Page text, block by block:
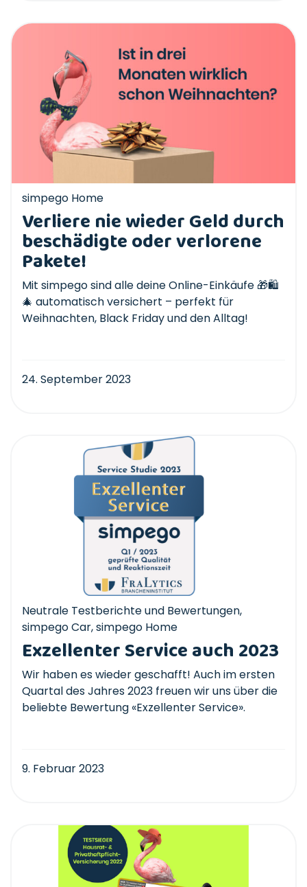
simpego Home
Verliere nie wieder Geld durch
beschädigte oder verlorene
Pakete!
Mit simpego sind alle deine Online-Einkäufe 🎁🛍️
🎄 automatisch versichert – perfekt für
Weihnachten, Black Friday und den Alltag!
24. September 2023
Neutrale Testberichte und Bewertungen,
simpego Car,simpego Home
Exzellenter Service auch 2023
Wir haben es wieder geschafft! Auch im ersten
Quartal des Jahres 2023 freuen wir uns über die
beliebte Bewertung «Exzellenter Service».
9. Februar 2023